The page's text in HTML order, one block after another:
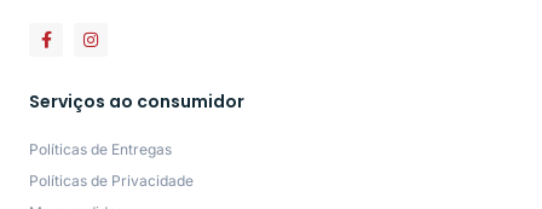
Serviços ao consumidor
Políticas de Entregas
Políticas de Privacidade